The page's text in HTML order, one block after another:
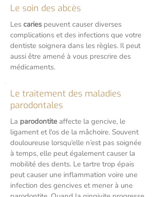
Le soin des abcès
Les caries peuvent causer diverses
complications et des infections que votre
dentiste soignera dans les règles. Il peut
aussi être amené à vous prescrire des
médicaments.
Le traitement des maladies
parodontales
La parodontite affecte la gencive, le
ligament et l'os de la mâchoire. Souvent
douloureuse lorsqu’elle n’est pas soignée
à temps, elle peut également causer la
mobilité des dents. Le tartre trop épais
peut causer une inflammation voire une
infection des gencives et mener à une